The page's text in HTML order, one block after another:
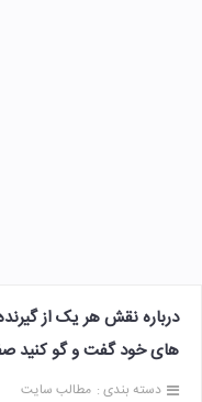
درباره نقش هر یک از
های خود گفت و گو کنید صفحه 40
دسته بندی : مطالب سایت